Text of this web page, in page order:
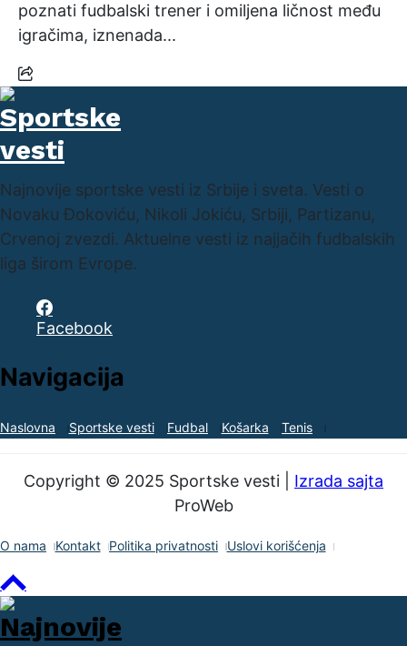
poznati fudbalski trener i omiljena ličnost među
igračima, iznenada...
Najnovije sportske vesti iz Srbije i sveta. Vesti o
Novaku Đokoviću, Nikoli Jokiću, Srbiji, Partizanu,
Crvenoj zvezdi. Aktuelne vesti iz najjačih fudbalskih
liga širom Evrope.
Facebook
Navigacija
Naslovna Sportske vesti Fudbal Košarka Tenis
Copyright © 2025 Sportske vesti | Izrada sajta
ProWeb
O nama Kontakt Politika privatnosti Uslovi korišćenja